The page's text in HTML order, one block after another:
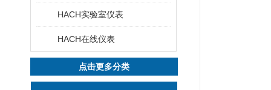
HACH实验室仪表
HACH在线仪表
点击更多分类